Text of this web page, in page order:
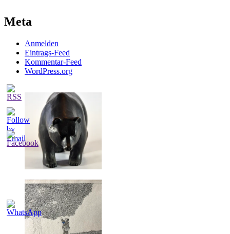
Meta
Anmelden
Eintrags-Feed
Kommentar-Feed
WordPress.org